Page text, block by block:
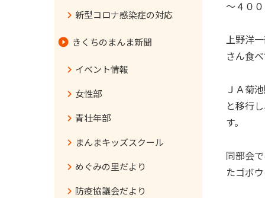
～４０
上野洋
さん食
ＪＡ菊池
と移行
す。
同部会
たゴボ
新型コロナ感染症の対応
きくちのまんま新聞
イベント情報
女性部
青壮年部
まんまキッズスクール
めぐみの里だより
防疫協議会だより